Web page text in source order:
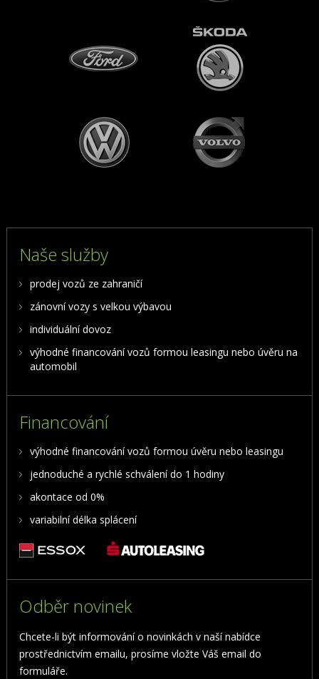
Naše služby
prodej vozů ze zahraničí
zánovní vozy s velkou výbavou
individuální dovoz
výhodné financování vozů formou leasingu nebo úvěru na
automobil
Financování
výhodné financování vozů formou úvěru nebo leasingu
jednoduché a rychlé schválení do 1 hodiny
akontace od 0%
variabilní délka splácení
Odběr novinek
Chcete-li být informování o novinkách v naší nabídce
prostřednictvím emailu, prosíme vložte Váš email do
formuláře.